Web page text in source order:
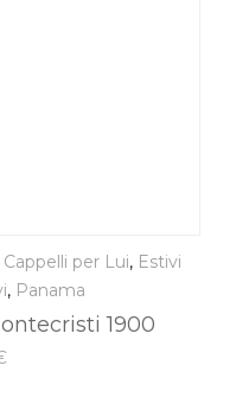
Cappelli per Lui, Estivi
, Panama
1900